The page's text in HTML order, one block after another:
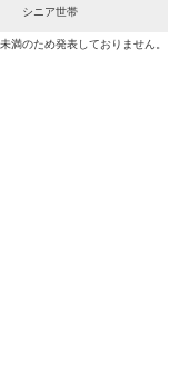
シニア世帯
満のため発表しておりません。